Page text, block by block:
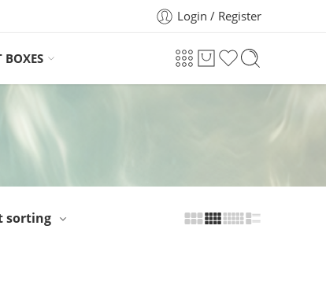
Login / Register
BOXES
sorting